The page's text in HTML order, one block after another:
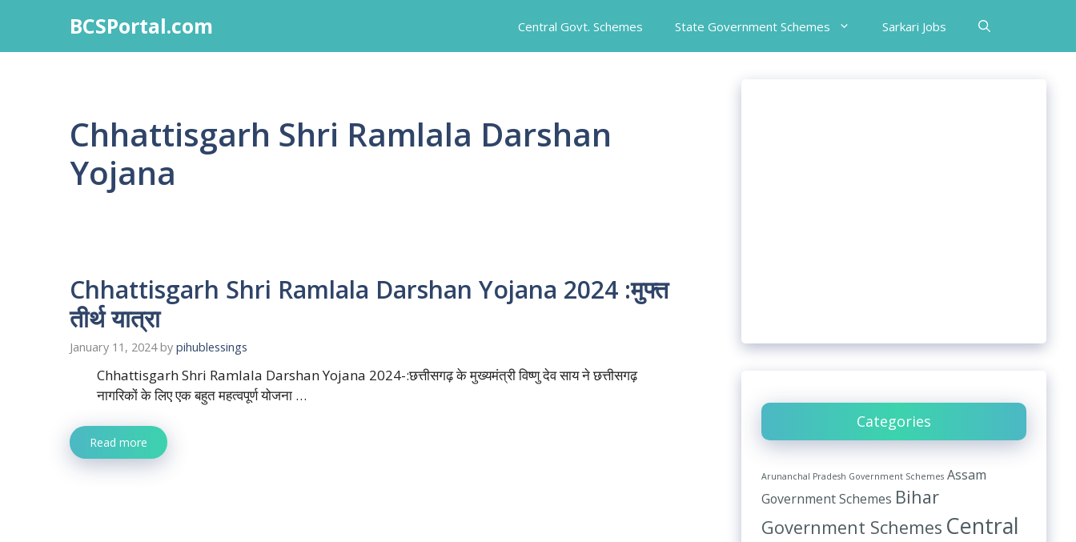
content
BCSPortal.com Central Govt. Schemes State Government Schemes Sarkari Jobs
Chhattisgarh Shri Ramlala Darshan
Yojana
Chhattisgarh Shri Ramlala Darshan Yojana 2024 :मुफ्त
तीर्थ यात्रा
January 11, 2024 by pihublessings
Chhattisgarh Shri Ramlala Darshan Yojana 2024-:छत्तीसगढ़ के मुख्यमंत्री विष्णु देव साय ने छत्तीसगढ़
नागरिकों के लिए एक बहुत महत्वपूर्ण योजना …
Read more
Categories
Arunanchal Pradesh Government Schemes Assam
Government Schemes Bihar
Government Schemes Central